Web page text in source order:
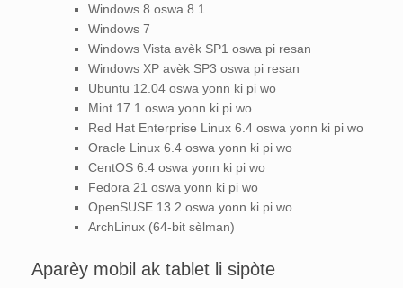
Windows 8 oswa 8.1
Windows 7
Windows Vista avèk SP1 oswa pi resan
Windows XP avèk SP3 oswa pi resan
Ubuntu 12.04 oswa yonn ki pi wo
Mint 17.1 oswa yonn ki pi wo
Red Hat Enterprise Linux 6.4 oswa yonn ki pi wo
Oracle Linux 6.4 oswa yonn ki pi wo
CentOS 6.4 oswa yonn ki pi wo
Fedora 21 oswa yonn ki pi wo
OpenSUSE 13.2 oswa yonn ki pi wo
ArchLinux (64-bit sèlman)
Aparèy mobil ak tablet li sipòte